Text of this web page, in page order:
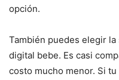
opción.
También puedes elegir
digital bebe. Es casi
costo mucho menor. Si